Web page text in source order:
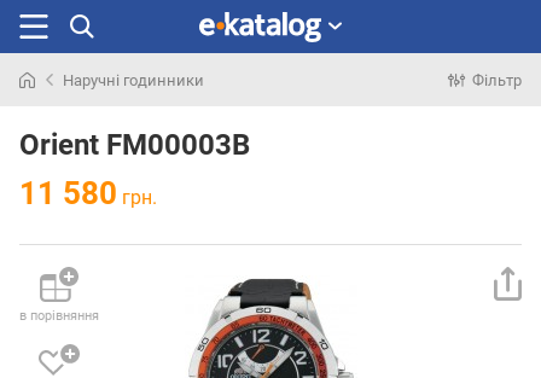
раніше
Наручні годинники Фільтр
Orient FM00003B
11 580 грн.
в порівняння